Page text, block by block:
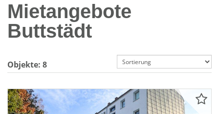
Mietangebote
Buttstädt
Objekte: 8